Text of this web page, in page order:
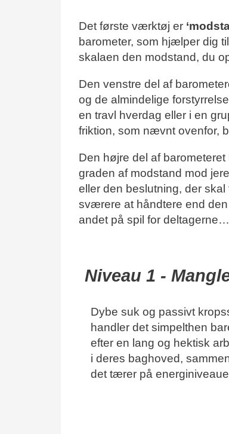
Det første værktøj er
barometer, som hjælper dig
skalaen den modstand, du
Den venstre del af
og de almindelige
en travl hverdag eller i en
friktion, som nævnt ovenfor,
Den højre del af
graden af modstand mod
eller den beslutning, der
sværere at håndtere end
andet på spil for deltagerne…
Niveau 1 -
Dybe suk og passivt
handler det simpelthen
efter en lang og hektisk
i deres baghoved,
det tærer på